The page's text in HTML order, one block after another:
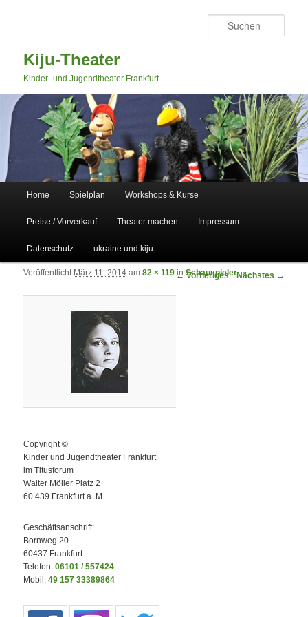
Kiju-Theater
Kinder- und Jugendtheater Frankfurt
Zum primären Inhalt springen
Zum sekundären Inhalt springen
Home Spielplan Workshops & Kurse
Preise / Vorverkauf Theater machen Impressum
Datenschutz ukraine und kiju
Bilder-Navigation
← Vorheriges Nächstes →
Veröffentlicht März 11, 2014 am82 × 119 inSchauspieler
Copyright ©
Kinder und Jugendtheater Frankfurt
im Titusforum
Walter Möller Platz 2
60 439 Frankfurt a. M.
Geschäftsanschrift:
Bornweg 20
60437 Frankfurt
Telefon:06101 / 557424
Mobil:49 157 33389864